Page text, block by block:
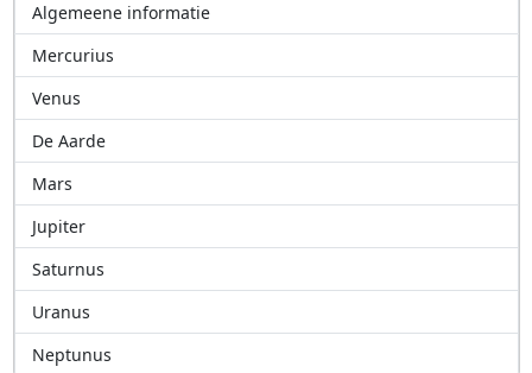
Algemeene informatie
Mercurius
Venus
De Aarde
Mars
Jupiter
Saturnus
Uranus
Neptunus